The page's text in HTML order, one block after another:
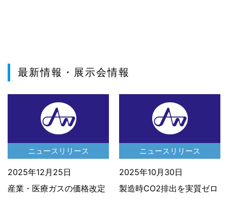
最新情報・展示会情報
2025年12月25日
ニュースリリース
産業・医療ガスの価格改定
2025年10月30日
ニュースリリース
製造時CO2排出を実質ゼロ